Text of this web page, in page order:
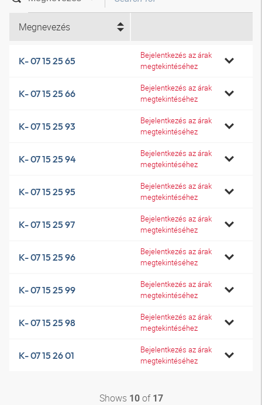
Megnevezés
K- 07 15 25 65
Bejelentkezés az árak
megtekintéséhez
K- 07 15 25 66
Bejelentkezés az árak
megtekintéséhez
K- 07 15 25 93
Bejelentkezés az árak
megtekintéséhez
K- 07 15 25 94
Bejelentkezés az árak
megtekintéséhez
K- 07 15 25 95
Bejelentkezés az árak
megtekintéséhez
K- 07 15 25 97
Bejelentkezés az árak
megtekintéséhez
K- 07 15 25 96
Bejelentkezés az árak
megtekintéséhez
K- 07 15 25 99
Bejelentkezés az árak
megtekintéséhez
K- 07 15 25 98
Bejelentkezés az árak
megtekintéséhez
K- 07 15 26 01
Bejelentkezés az árak
megtekintéséhez
Shows 10of 17